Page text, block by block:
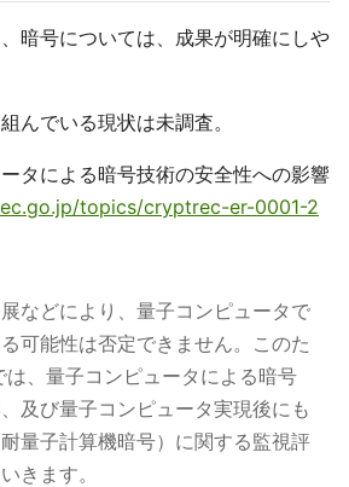
暗号については、成果が明確にしや
んでいる現状は未調査。
タによる暗号技術の安全性への影響
topics/cryptrec-er-0001-2
などにより、量子コンピュータで
可能性は否定できません。このた
は、量子コンピュータによる暗号
及び量子コンピュータ実現後にも
量子計算機暗号）に関する監視評
きます。